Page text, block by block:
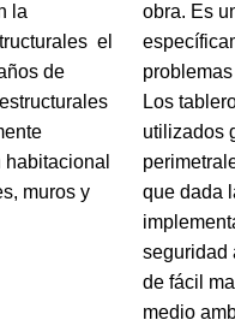
la
el
de
muros y
obra. Es
Los
utilizados
que dada
seguridad
de fácil
medio